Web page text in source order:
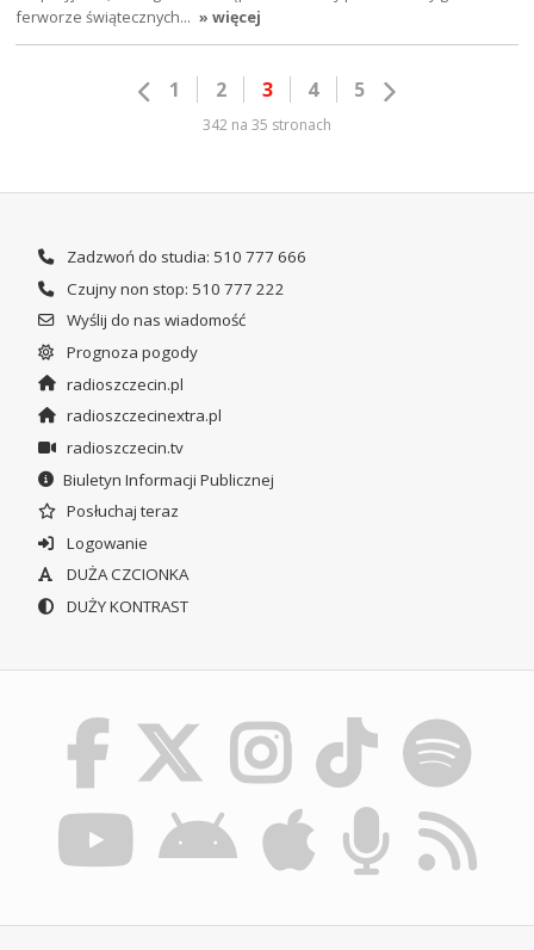
ferworze świątecznych… » więcej
1 2 3 4 5
342 na 35 stronach
Zadzwoń do studia: 510 777 666
Czujny non stop: 510 777 222
Wyślij do nas wiadomość
Prognoza pogody
radioszczecin.pl
radioszczecinextra.pl
radioszczecin.tv
Biuletyn Informacji Publicznej
Posłuchaj teraz
Logowanie
DUŻA CZCIONKA
DUŻY KONTRAST